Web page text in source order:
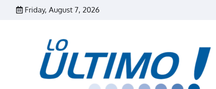
Friday, August 7, 2026